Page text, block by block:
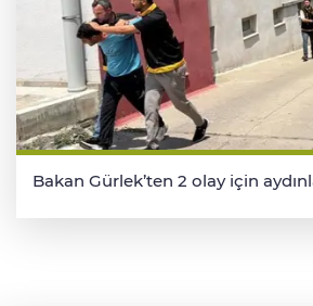
Bakan Gürlek’ten 2 olay için